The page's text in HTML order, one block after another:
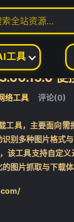
工具
 正文
便
络工具 评论(0)
具，主要面向需
别多种图片格式
该工具支持自定
图片抓取与下载体